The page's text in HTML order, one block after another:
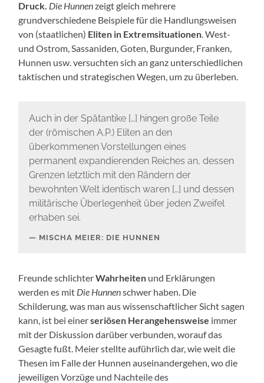
Druck. Die Hunnenzeigt gleich mehrere
grundverschiedene Beispiele für die Handlungsweisen
von (staatlichen) Eliten in Extremsituationen. West-
und Ostrom, Sassaniden, Goten, Burgunder, Franken,
Hunnen usw. versuchten sich an ganz unterschiedlichen
taktischen und strategischen Wegen, um zu überleben.
Auch in der Spätantike […] hingen große Teile
der (römischen A.P.) Eliten an den
überkommenen Vorstellungen eines
permanent expandierenden Reiches an, dessen
Grenzen letztlich mit den Rändern der
bewohnten Welt identisch waren […] und dessen
militärische Überlegenheit über jeden Zweifel
erhaben sei.
MISCHA MEIER: DIE HUNNEN
Freunde schlichterWahrheiten und Erklärungen
werden es mit Die Hunnenschwer haben. Die
Schilderung, was man aus wissenschaftlicher Sicht sagen
kann, ist bei einerseriösen Herangehensweise immer
mit der Diskussion darüber verbunden, worauf das
Gesagte fußt. Meier stellte auführlich dar, wie weit die
Thesen im Falle der Hunnen auseinandergehen, wo die
jeweiligen Vorzüge und Nachteile des